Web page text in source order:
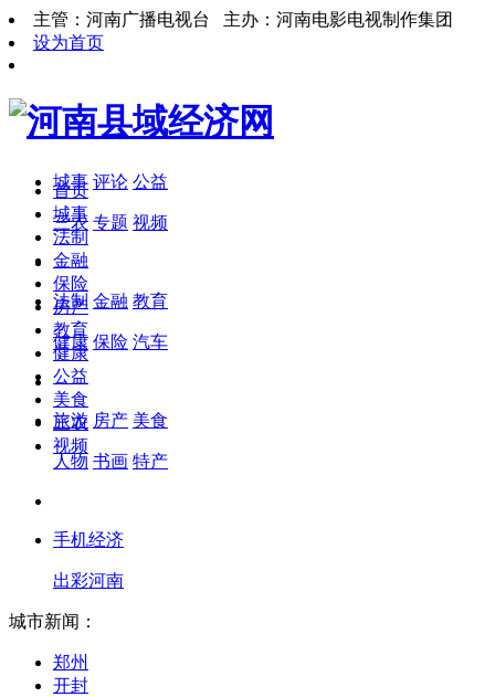
主管：河南广播电视台 主办：河南电影电视制作集团
设为首页
城事 评论 公益
三农 专题 视频
法制 金融 教育
健康 保险 汽车
旅游 房产 美食
人物 书画 特产
手机经济
出彩河南
首页
城事
法制
金融
保险
房产
教育
健康
公益
美食
三农
视频
城市新闻：
郑州
开封